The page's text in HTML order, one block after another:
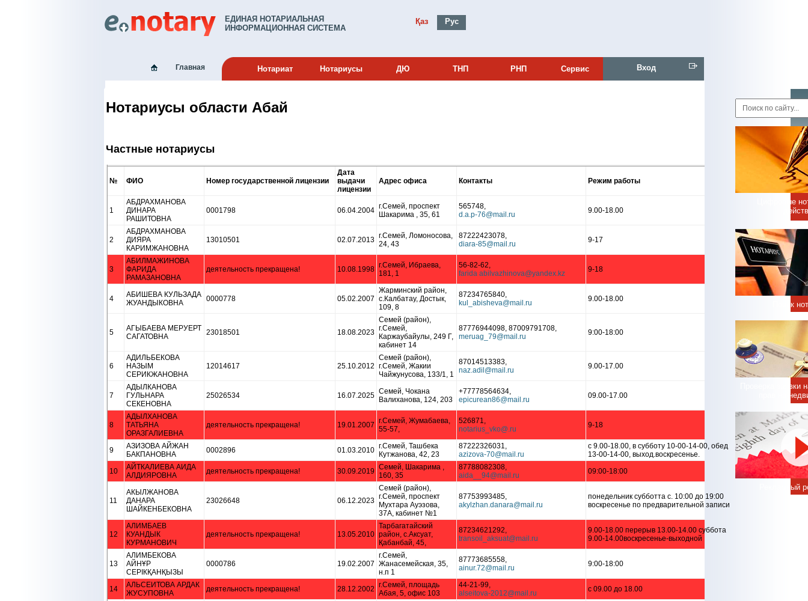
ЕДИНАЯ НОТАРИАЛЬНАЯ
ИНФОРМАЦИОННАЯ СИСТЕМА
Қаз Рус
Главная Нотариат Нотариусы ДЮ ТНП РНП Сервис Вход
Нотариусы области Абай
Частные нотариусы
№ ФИО Номер государственной лицензии
Дата
выдачи
лицензии
Адрес офиса Контакты Режим работы
1
АБДРАХМАНОВА
ДИНАРА
РАШИТОВНА
0001798 06.04.2004 г.Семей, проспект
Шакарима , 35, 61
565748, 9.00-18.00
2
АБДРАХМАНОВА
ДИЯРА
КАРИМЖАНОВНА
13010501 02.07.2013 г.Семей, Ломоносова,
24, 43
87222423078, 9-17
3
АБИЛМАЖИНОВА
ФАРИДА
РАМАЗАНОВНА
деятельность прекращена! 10.08.1998 г.Семей, Ибраева,
181, 1
56-82-62, 9-18
4
АБИШЕВА КУЛЬЗАДА
ЖУАНДЫКОВНА
0000778 05.02.2007
Жарминский район,
с.Калбатау, Достык,
109, 8
87234765840, 9.00-18.00
5
АГЫБАЕВА МЕРУЕРТ
САГАТОВНА
23018501 18.08.2023
Семей (район),
г.Семей,
Каржаубайулы, 249 Г,
кабинет 14
87776944098, 87009791708, 9:00-18:00
6
АДИЛЬБЕКОВА
НАЗЫМ
СЕРИКЖАНОВНА
12014617 25.10.2012
Семей (район),
г.Семей, Жакии
Чайжунусова, 133/1, 1
87014513383, 9.00-17.00
7
АДЫЛКАНОВА
ГУЛЬНАРА
СЕКЕНОВНА
25026534 16.07.2025 Семей, Чокана
Валиханова, 124, 203
+77778564634, 09.00-17.00
8
АДЫЛХАНОВА
ТАТЬЯНА
ОРАЗГАЛИЕВНА
деятельность прекращена! 19.01.2007 г.Семей, Жумабаева,
55-57,
526871, 9-18
9
АЗИЗОВА АЙЖАН
БАКПАНОВНА
0002896 01.03.2010 г.Семей, Ташбека
Кутжанова, 42, 23
87222326031,
c 9.00-18.00, в субботу 10-00-14-00, обед
13-00-14-00, выход.воскресенье.
10
АЙТКАЛИЕВА АИДА
АЛДИЯРОВНА
деятельность прекращена! 30.09.2019 Семей, Шакарима ,
160, 35
87788082308, 09:00-18:00
11
АКЫЛЖАНОВА
ДАНАРА
ШАЙКЕНБЕКОВНА
23026648 06.12.2023
Семей (район),
г.Семей, проспект
Мухтара Ауэзова,
37А, кабинет №1
87753993485,
понедельник субботта с. 10:00 до 19:00
воскресенье по предварительной записи
12
АЛИМБАЕВ
КУАНДЫК
КУРМАНОВИЧ
деятельность прекращена! 13.05.2010
Тарбагатайский
район, с.Аксуат,
Қабанбай, 45,
87234621292,
9.00-18.00 перерыв 13.00-14.00 суббота
9.00-14.00воскресенье-выходной
13
АЛИМБЕКОВА
АЙНҰР
СЕРІКҚАНҚЫЗЫ
0000786 19.02.2007
г.Семей,
Жанасемейская, 35,
н.п 1
87773685558, 9:00-18:00
14
АЛЬСЕИТОВА АРДАК
ЖУСУПОВНА
деятельность прекращена! 28.12.2002 г.Семей, площадь
Абая, 5, офис 103
44-21-99, c 09.00 до 18.00
Цифровые
Поиск
Проверка заявки
прав на
Рекламный